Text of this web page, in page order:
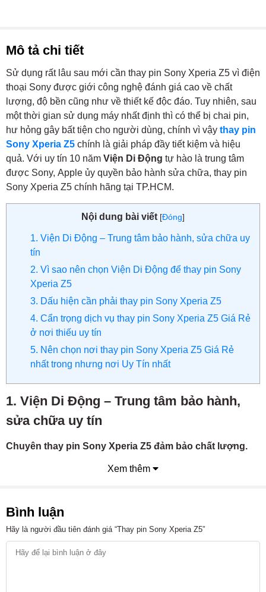
Mô tả chi tiết
Sử dụng rất lâu sau mới cần thay pin Sony Xperia Z5 vì điện
thoại Sony được giới công nghệ đánh giá cao về chất
lượng, độ bền cũng như về thiết kế độc đáo. Tuy nhiên, sau
một thời gian sử dụng máy nhất định thì có thể bị chai pin,
hư hỏng gây bất tiện cho người dùng, chính vì vậy thay pin
Sony Xperia Z5 chính là giải pháp đầy tiết kiệm và hiệu
quả. Với uy tín 10 năm Viện Di Động tự hào là trung tâm
được Sony, Apple ủy quyền bảo hành sửa chữa, thay pin
Sony Xperia Z5 chính hãng tại TP.HCM.
Nội dung bài viết [Đóng]
1. Viện Di Động – Trung tâm bảo hành, sửa chữa uy
tín
2. Vì sao nên chọn Viện Di Động để thay pin Sony
Xperia Z5
3. Dấu hiện cần phải thay pin Sony Xperia Z5
4. Cẩn trọng dịch vụ thay pin Sony Xperia Z5 Giá Rẻ
ở nơi thiếu uy tín
5. Nên chọn nơi thay pin Sony Xperia Z5 Giá Rẻ
nhất trong nhưng nơi Uy Tín nhất
1. Viện Di Động – Trung tâm bảo hành,
sửa chữa uy tín
Chuyên thay pin Sony Xperia Z5 đảm bảo chất lượng.
Pin Sony Xperia Z5 là pin chính hãng, zin 100% nên rất
đảm bảo về chất lượng.
Chất lượng tay nghề đảm bảo bởi đội ngũ kỹ thuật viên
Xem thêm
Bình luận
Hãy là người đầu tiên đánh giá “Thay pin Sony Xperia Z5”